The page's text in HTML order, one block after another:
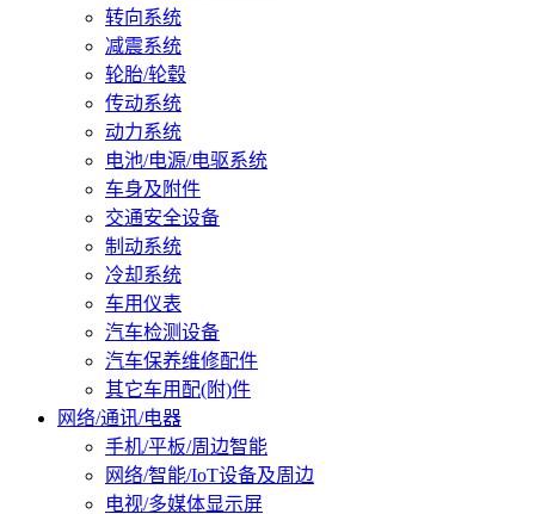
转向系统
减震系统
轮胎/轮毂
传动系统
动力系统
电池/电源/电驱系统
车身及附件
交通安全设备
制动系统
冷却系统
车用仪表
汽车检测设备
汽车保养维修配件
其它车用配(附)件
网络/通讯/电器
手机/平板/周边智能
网络/智能/IoT设备及周边
电视/多媒体显示屏